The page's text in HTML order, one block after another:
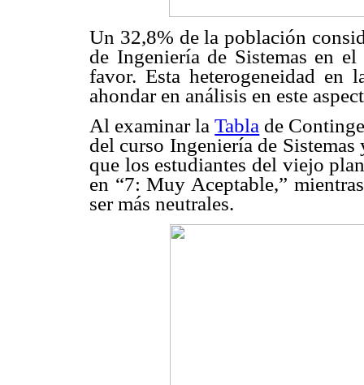
Un 32,8% de la población
de Ingeniería de Sistemas en
favor. Esta heterogeneidad en
ahondar en análisis en este
Al examinar laTabla de
del curso Ingeniería de
que los estudiantes del viejo
en “7: Muy Aceptable,”
ser más neutrales.